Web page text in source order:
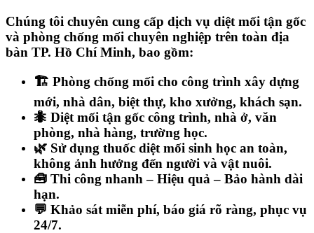
Chúng tôi chuyên cung cấp dịch vụ diệt mối tận gốc
và phòng chống mối chuyên nghiệp trên toàn địa
bàn TP. Hồ Chí Minh, bao gồm:
🏗️ Phòng chống mối cho công trình xây dựng
mới, nhà dân, biệt thự, kho xưởng, khách sạn.
🐜 Diệt mối tận gốc công trình, nhà ở, văn
phòng, nhà hàng, trường học.
🌿 Sử dụng thuốc diệt mối sinh học an toàn,
không ảnh hưởng đến người và vật nuôi.
🧰 Thi công nhanh – Hiệu quả – Bảo hành dài
hạn.
💬 Khảo sát miễn phí, báo giá rõ ràng, phục vụ
24/7.